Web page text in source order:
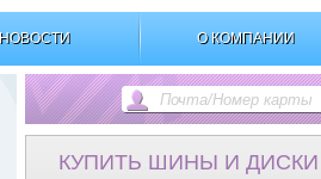
НОВОСТИ О КОМПАНИИ
КУПИТЬ ШИНЫ И ДИСКИ